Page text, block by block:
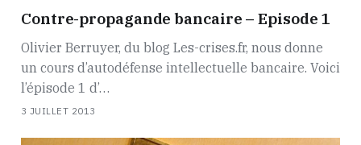
Contre-propagande bancaire – Episode 1
Olivier Berruyer, du blog Les-crises.fr, nous donne
un cours d’autodéfense intellectuelle bancaire. Voici
l’épisode 1 d’…
3 JUILLET 2013